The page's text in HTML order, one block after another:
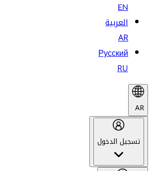
EN
العربية
AR
Русский
RU
AR
تسجيل الدخول